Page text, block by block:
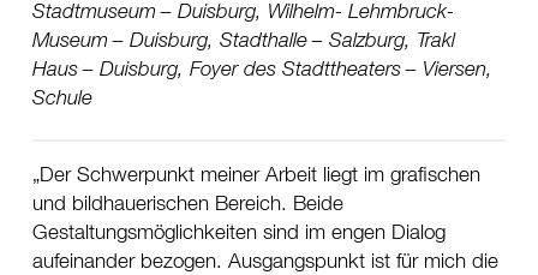
Stadtmuseum
Duisburg, Wilhelm- Lehmbruck-
Museum
Duisburg, Stadthalle
Salzburg, Trakl
Haus
Duisburg, Foyer des Stadttheaters
Viersen,
Schule
Der Schwerpunkt meiner Arbeit liegt im grafischen
und bildhauerischen Bereich. Beide
Gestaltungsmöglichkeiten sind im engen Dialog
aufeinander bezogen. Ausgangspunkt ist für mich die